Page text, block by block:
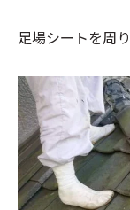
足場シートを周